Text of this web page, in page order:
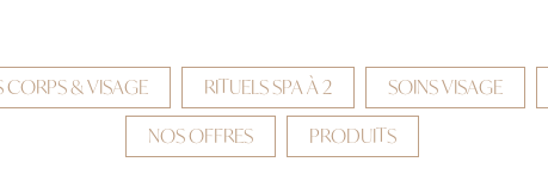
CORPS & VISAGE RITUELS SPA À 2 SOINS VISAGE
NOS OFFRES
PRODUITS